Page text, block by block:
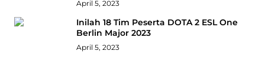
April 5, 2023
Inilah 18 Tim Peserta DOTA 2 ESL One
Berlin Major 2023
April 5, 2023